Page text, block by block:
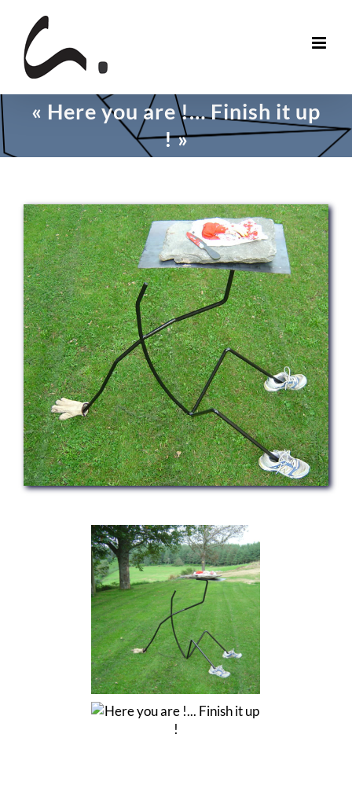
content
« Here you are !… Finish it up
! »